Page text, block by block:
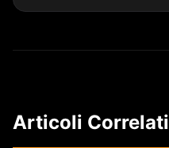
Articoli Correlati